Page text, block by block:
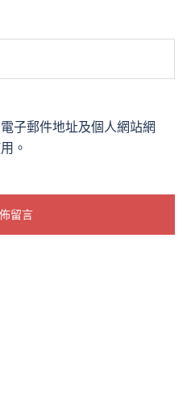
子郵件地址及個人網站網
。